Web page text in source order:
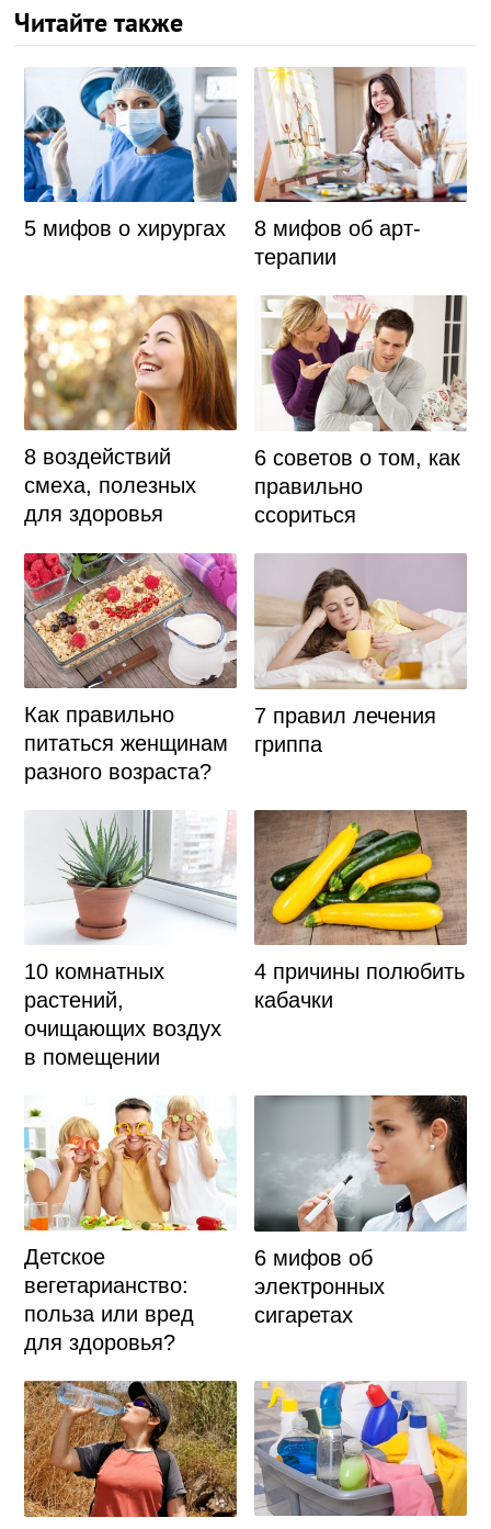
Читайте также
5 мифов о хирургах
8 мифов об арт-
терапии
8 воздействий
смеха, полезных
для здоровья
6 советов о том, как
правильно
ссориться
Как правильно
питаться женщинам
разного возраста?
7 правил лечения
гриппа
10 комнатных
растений,
очищающих воздух
в помещении
4 причины полюбить
кабачки
Детское
вегетарианство:
польза или вред
для здоровья?
6 мифов об
электронных
сигаретах